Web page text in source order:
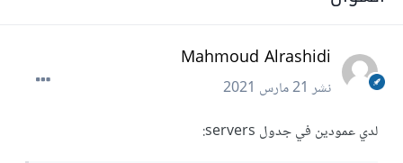
Mahmoud Alrashidi
نشر21 مارس 2021
لدي عمودين في جدول servers: